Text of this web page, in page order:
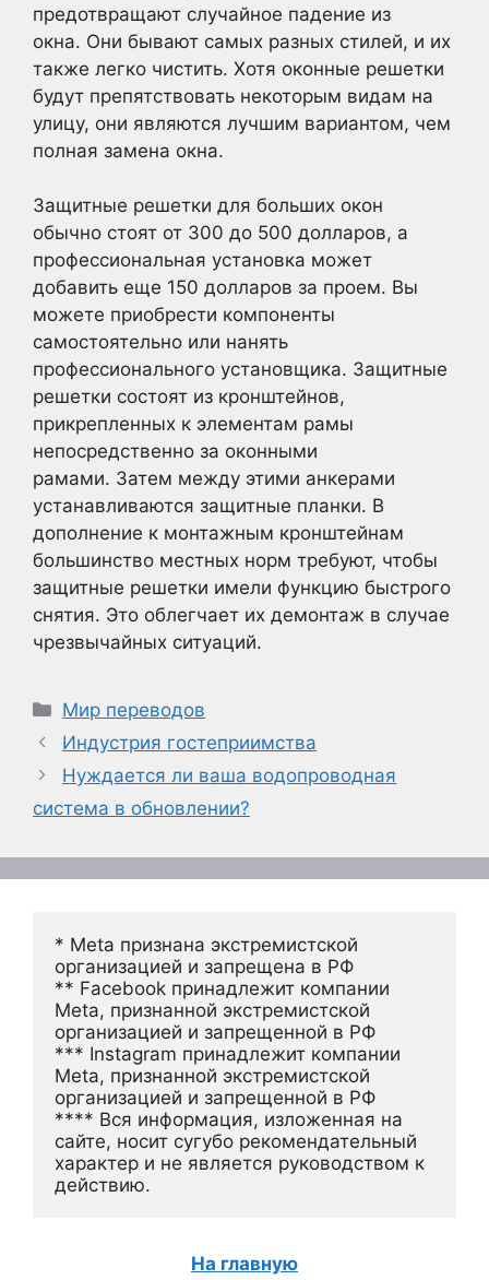
предотвращают случайное падение из
окна. Они бывают самых разных стилей, и их
также легко чистить. Хотя оконные решетки
будут препятствовать некоторым видам на
улицу, они являются лучшим вариантом, чем
полная замена окна.
Защитные решетки для больших окон
обычно стоят от 300 до 500 долларов, а
профессиональная установка может
добавить еще 150 долларов за проем. Вы
можете приобрести компоненты
самостоятельно или нанять
профессионального установщика. Защитные
решетки состоят из кронштейнов,
прикрепленных к элементам рамы
непосредственно за оконными
рамами. Затем между этими анкерами
устанавливаются защитные планки. В
дополнение к монтажным кронштейнам
большинство местных норм требуют, чтобы
защитные решетки имели функцию быстрого
снятия. Это облегчает их демонтаж в случае
чрезвычайных ситуаций.
Рубрики
Мир переводов
Индустрия гостеприимства
Нуждается ли ваша водопроводная
система в обновлении?
* Meta признана экстремистской
организацией и запрещена в РФ
** Facebook принадлежит компании
Meta, признанной экстремистской
организацией и запрещенной в РФ
*** Instagram принадлежит компании
Meta, признанной экстремистской
организацией и запрещенной в РФ
**** Вся информация, изложенная на
сайте, носит сугубо рекомендательный
характер и не является руководством к
действию.
На главную